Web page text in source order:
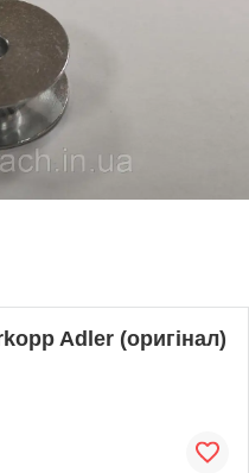
Adler (оригінал)